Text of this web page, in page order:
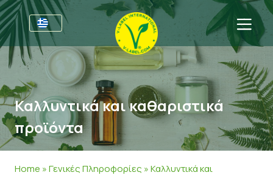
Για τις επιχειρήσεις
Πληροφορίες για τους παραγωγούς
V-Label Webinars
Oφέλη
Resources
Τομείς
Γενικές Πληροφορίες
Τρόφιμα
Καλλυντικά και καθαριστικά προϊόντα
Συχνές ερωτήσεις
Για τους καταναλωτές
Γενικές Πληροφορίες
Σχετικά με εμάς
Καλλυντικά και καθαριστικά
προϊόντα
Home »Γενικές Πληροφορίες »Καλλυντικά και